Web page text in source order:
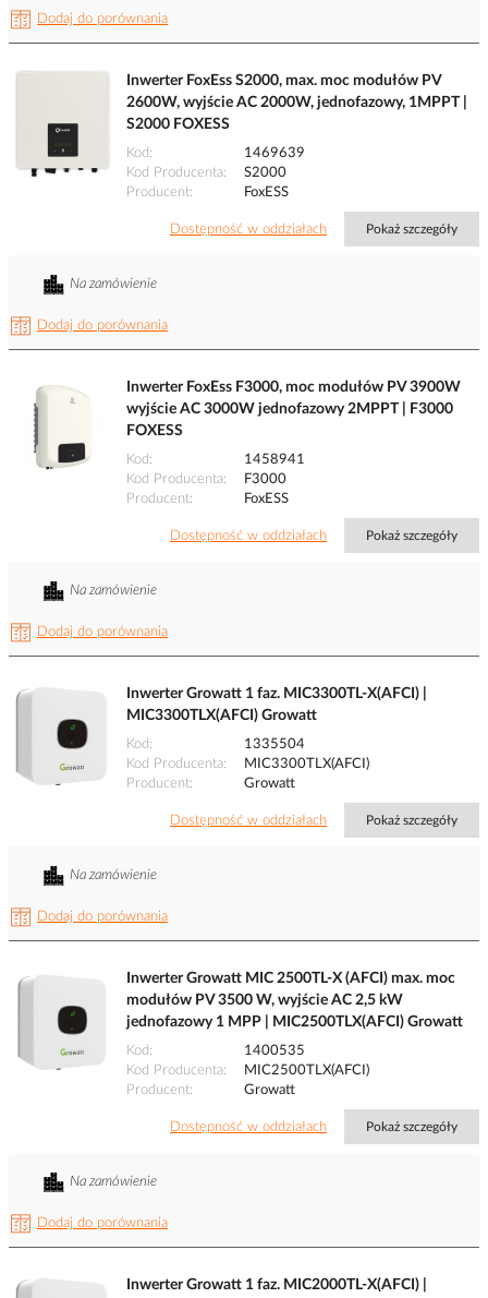
Dodaj do porównania
Inwerter FoxEss S2000, max. moc modułów PV
2600W, wyjście AC 2000W, jednofazowy, 1MPPT |
S2000 FOXESS
Kod
1469639
Kod Producenta
S2000
Producent
FoxESS
Dostępność w oddziałach Pokaż szczegóły
Dodaj do porównania
Na zamówienie
Inwerter FoxEss F3000, moc modułów PV 3900W
wyjście AC 3000W jednofazowy 2MPPT | F3000
FOXESS
Kod
1458941
Kod Producenta
F3000
Producent
FoxESS
Dostępność w oddziałach Pokaż szczegóły
Dodaj do porównania
Na zamówienie
Inwerter Growatt 1 faz. MIC3300TL-X(AFCI) |
MIC3300TLX(AFCI) Growatt
Kod
1335504
Kod Producenta
MIC3300TLX(AFCI)
Producent
Growatt
Dostępność w oddziałach Pokaż szczegóły
Dodaj do porównania
Na zamówienie
Inwerter Growatt MIC 2500TL-X (AFCI) max. moc
modułów PV 3500 W, wyjście AC 2,5 kW
jednofazowy 1 MPP | MIC2500TLX(AFCI) Growatt
Kod
1400535
Kod Producenta
MIC2500TLX(AFCI)
Producent
Growatt
Dostępność w oddziałach Pokaż szczegóły
Dodaj do porównania
Na zamówienie
Inwerter Growatt 1 faz. MIC2000TL-X(AFCI) |